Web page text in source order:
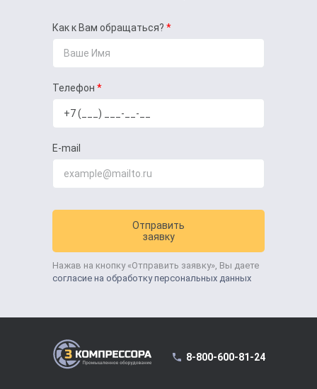
Как к Вам обращаться?
Телефон
E-mail
Отправить
заявку
Нажав на кнопку «Отправить заявку», Вы даете
согласие на обработку персональных данных
8-800-600-81-24